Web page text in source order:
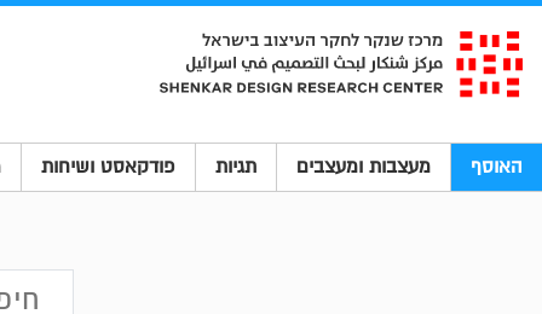
האוסף מעצבות ומעצבים תגיות פודקאסט ושיחות